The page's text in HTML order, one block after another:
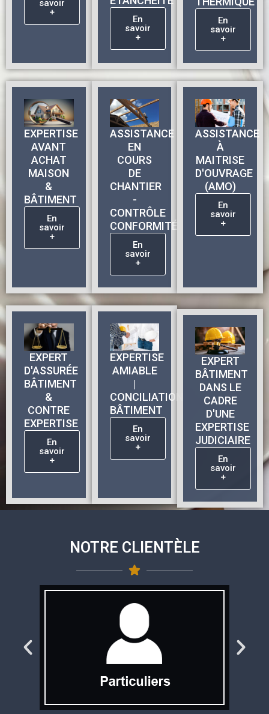
savoir
+
En
savoir
+
En
savoir
+
EXPERTISE
AVANT
ACHAT
MAISON
&
BÂTIMENT
En
savoir
+
ASSISTANCE
EN
COURS
DE
CHANTIER
-
CONTRÔLE
CONFORMITÉ
En
savoir
+
ASSISTANCE
À
MAITRISE
D'OUVRAGE
(AMO)
En
savoir
+
EXPERT
D'ASSURÉE
BÂTIMENT
&
CONTRE
EXPERTISE
En
savoir
+
EXPERTISE
AMIABLE
|
CONCILIATION
BÂTIMENT
En
savoir
+
EXPERT
BÂTIMENT
DANS LE
CADRE
D'UNE
EXPERTISE
JUDICIAIRE
En
savoir
+
NOTRE CLIENTÈLE